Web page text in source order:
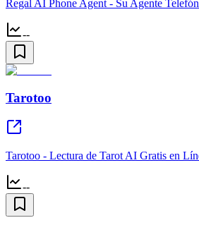
Regal AI Phone Agent - Su Agente
--
Tarotoo
Tarotoo - Lectura de Tarot AI Gratis en
--